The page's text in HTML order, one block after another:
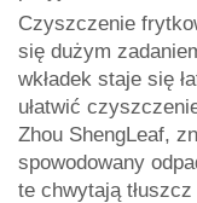
Czyszczenie
się dużym
wkładek staje się
ułatwić
Zhou ShengLeaf,
spowodowany
te chwytają